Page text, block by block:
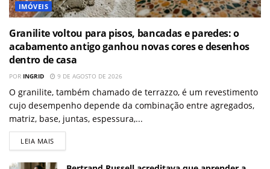
IMÓVEIS
Granilite voltou para pisos, bancadas e paredes: o
acabamento antigo ganhou novas cores e desenhos
dentro de casa
POR INGRID 9 DE AGOSTO DE 2026
O granilite, também chamado de terrazzo, é um revestimento
cujo desempenho depende da combinação entre agregados,
matriz, base, juntas, espessura,...
LEIA MAIS